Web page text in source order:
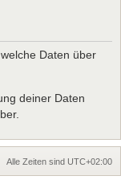
Daten über
deiner Daten
Alle Zeiten sind UTC+02:00